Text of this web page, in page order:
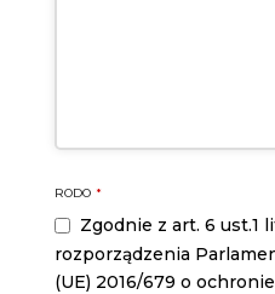
RODO *
Zgodnie z art. 6 ust.1
rozporządzenia
(UE) 2016/679 o